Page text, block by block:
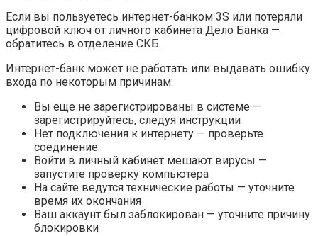
Если вы пользуетесь интернет-банком 3S или потеряли
цифровой ключ от личного кабинета Дело Банка —
обратитесь в отделение СКБ.
Интернет-банк может не работать или выдавать ошибку
входа по некоторым причинам:
Вы еще не зарегистрированы в системе —
зарегистрируйтесь, следуя инструкции
Нет подключения к интернету — проверьте
соединение
Войти в личный кабинет мешают вирусы —
запустите проверку компьютера
На сайте ведутся технические работы — уточните
время их окончания
Ваш аккаунт был заблокирован — уточните причину
блокировки